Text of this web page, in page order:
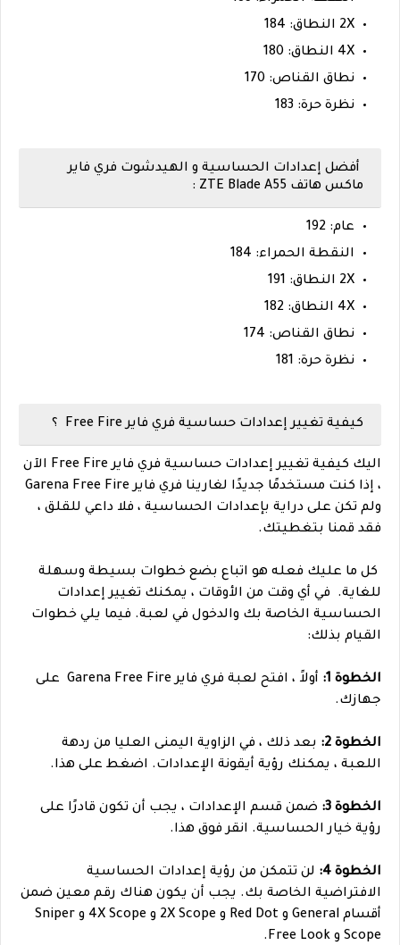
2X النطاق: 184
4X النطاق: 180
نطاق القناص: 170
نظرة حرة: 183
أفضل إعدادات الحساسية و الهيدشوت فري فاير
ماكس هاتف ZTE Blade A55 :
عام: 192
النقطة الحمراء: 184
2X النطاق: 191
4X النطاق: 182
نطاق القناص: 174
نظرة حرة: 181
كيفية تغيير إعدادات حساسية فري فاير Free Fire ؟
اليك
كيفية تغيير إعدادات حساسية فري فاير Free Fire الآن
، إذا كنت مستخدمًا جديدًا لغارينا فري فاير Garena Free Fire
ولم تكن على دراية بإعدادات الحساسية ، فلا داعي للقلق ،
فقد قمنا بتغطيتك.
كل ما عليك فعله هو اتباع بضع خطوات بسيطة وسهلة
للغاية.
في أي وقت من الأوقات ، يمكنك تغيير إعدادات
الحساسية الخاصة بك والدخول في لعبة. فيما يلي خطوات
القيام بذلك:
الخطوة 1:
أولاً ، افتح لعبة فري فاير Garena Free Fire على
جهازك.
الخطوة 2:
بعد ذلك ، في الزاوية اليمنى العليا من ردهة
اللعبة ، يمكنك رؤية أيقونة الإعدادات. اضغط على هذا.
الخطوة 3:
ضمن قسم الإعدادات ، يجب أن تكون قادرًا على
رؤية خيار الحساسية. انقر فوق هذا.
الخطوة 4:
لن تتمكن من رؤية إعدادات الحساسية
الافتراضية الخاصة بك. يجب أن يكون هناك رقم معين ضمن
أقسام General و Red Dot و 2X Scope و 4X Scope و Sniper
Scope و Free Look.